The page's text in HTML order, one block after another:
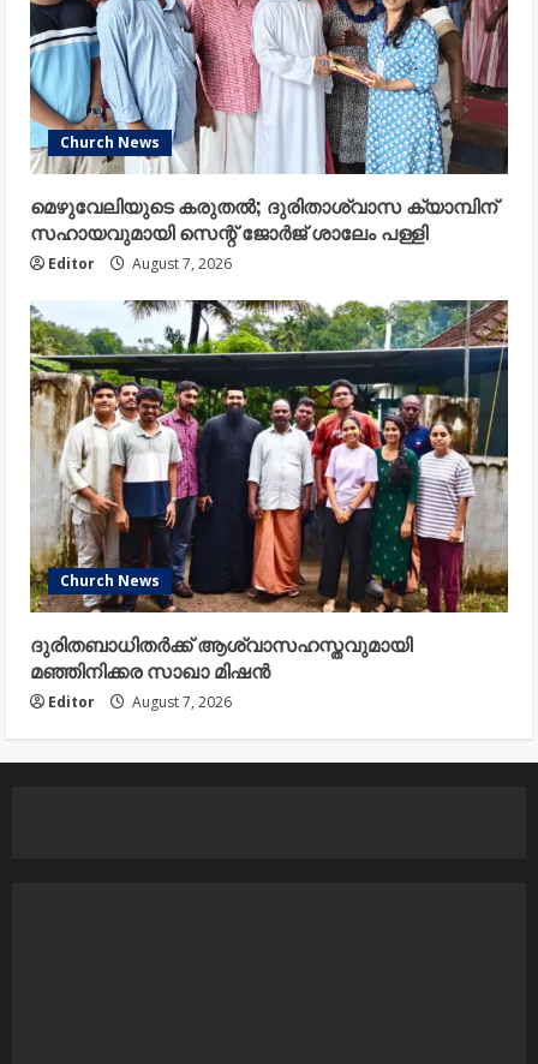
Church News
മെഴുവേലിയുടെ കരുതൽ; ദുരിതാശ്വാസ ക്യാമ്പിന്
സഹായവുമായി സെന്റ് ജോർജ് ശാലേം പള്ളി
Editor August 7, 2026
Church News
ദുരിതബാധിതർക്ക് ആശ്വാസഹസ്തവുമായി
മഞ്ഞിനിക്കര സാഖാ മിഷൻ
Editor August 7, 2026